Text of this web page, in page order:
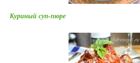
Куриный суп-пюре